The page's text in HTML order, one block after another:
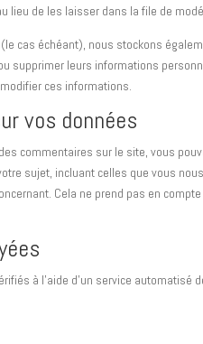
lieu de les laisser dans la file de
cas échéant), nous stockons
supprimer leurs informations
ces informations.
vos données
commentaires sur le site, vous
sujet, incluant celles que vous
Cela ne prend pas en
à l’aide d’un service automatisé